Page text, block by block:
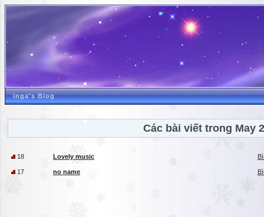
inga's Blog
Các bài viết trong May
18 Lovely music
17 no name